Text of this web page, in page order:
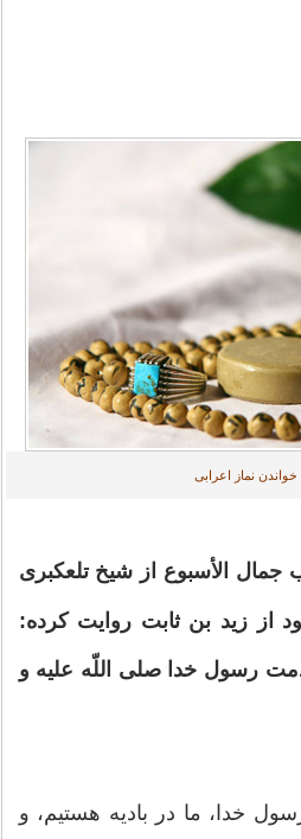
نماز اعرابی
الأسبوع از شيخ تلعكبرى
از زيد بن ثابت روايت كرده:
رسول خدا صلى اللّه عليه و
خدا، ما در باديه هستيم، و